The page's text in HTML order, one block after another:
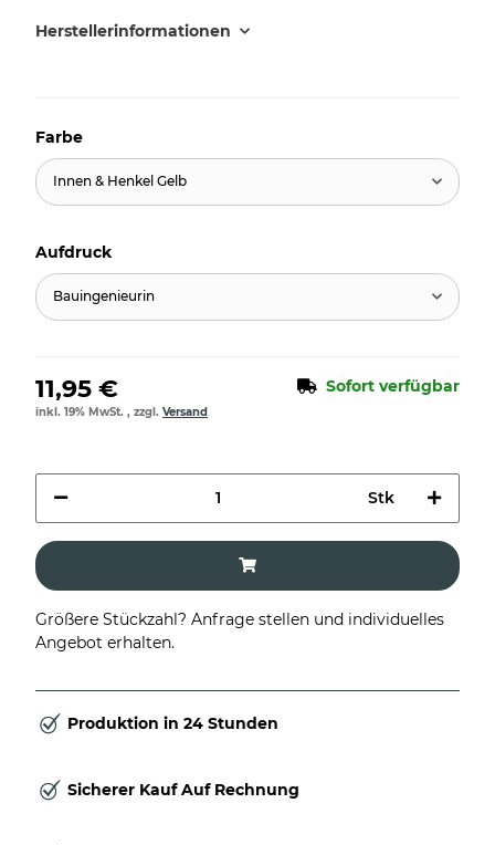
Herstellerinformationen
Farbe
Innen & Henkel Gelb
Aufdruck
Bauingenieurin
11,95 € Sofort verfügbar
inkl. 19% MwSt. , zzgl. Versand
Stk
Größere Stückzahl? Anfrage stellen und individuelles
Angebot erhalten.
Produktion in 24 Stunden
Sicherer Kauf Auf Rechnung